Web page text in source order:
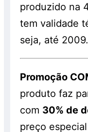
produzido na
tem validade
seja, até 2009.
Promoção
produto faz
com 30% de
preço